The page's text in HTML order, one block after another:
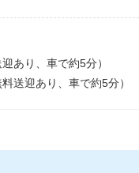
あり、車で約5分）
送迎あり、車で約5分）